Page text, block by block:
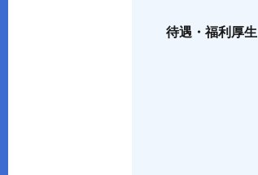
待遇・福利厚生